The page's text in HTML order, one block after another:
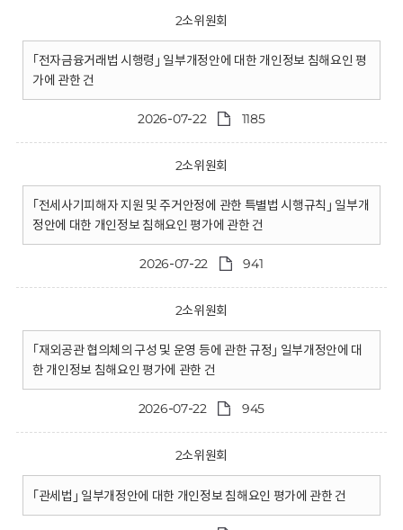
2소위원회
｢전자금융거래법 시행령｣ 일부개정안에 대한 개인정보 침해요인 평
가에 관한 건
2026-07-22 1185
2소위원회
｢전세사기피해자 지원 및 주거안정에 관한 특별법 시행규칙｣ 일부개
정안에 대한 개인정보 침해요인 평가에 관한 건
2026-07-22 941
2소위원회
｢재외공관 협의체의 구성 및 운영 등에 관한 규정｣ 일부개정안에 대
한 개인정보 침해요인 평가에 관한 건
2026-07-22 945
2소위원회
｢관세법｣ 일부개정안에 대한 개인정보 침해요인 평가에 관한 건